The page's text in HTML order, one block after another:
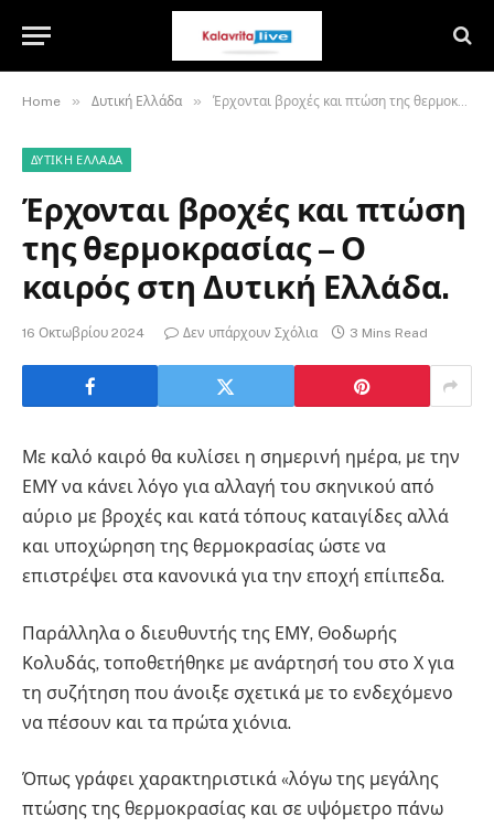
Home » Δυτική Ελλάδα » Έρχονται βροχές και πτώση της θερμοκρασίας – Ο καιρός στη Δυτική Ελλάδα.
ΔΥΤΙΚΉ ΕΛΛΆΔΑ
Έρχονται βροχές και πτώση
της θερμοκρασίας – Ο
καιρός στη Δυτική Ελλάδα.
16 Οκτωβρίου 2024 Δεν υπάρχουν Σχόλια 3 Mins Read
Με καλό καιρό θα κυλίσει η σημερινή ημέρα, με την
ΕΜΥ να κάνει λόγο για αλλαγή του σκηνικού από
αύριο με βροχές και κατά τόπους καταιγίδες αλλά
και υποχώρηση της θερμοκρασίας ώστε να
επιστρέψει στα κανονικά για την εποχή επίιπεδα.
Παράλληλα ο διευθυντής της ΕΜΥ, Θοδωρής
Κολυδάς, τοποθετήθηκε με ανάρτησή του στο Χ για
τη συζήτηση που άνοιξε σχετικά με το ενδεχόμενο
να πέσουν και τα πρώτα χιόνια.
Όπως γράφει χαρακτηριστικά «λόγω της μεγάλης
πτώσης της θερμοκρασίας και σε υψόμετρο πάνω